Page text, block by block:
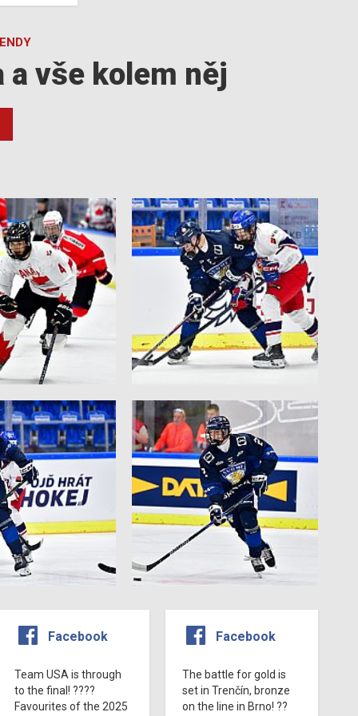
a vše kolem něj
Facebook
Team USA is through
to the final! ????
Favourites of the 2025
Facebook
The battle for gold is
set in Trenčín, bronze
on the line in Brno! ??